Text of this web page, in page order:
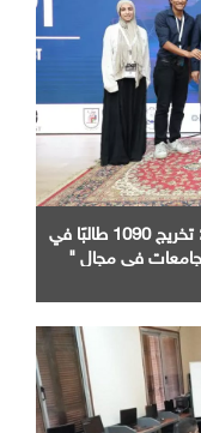
بحضور هندي وقنصوة بالتعاون مع "دل ": تخريج 1090 طالبًا في
في مجال "